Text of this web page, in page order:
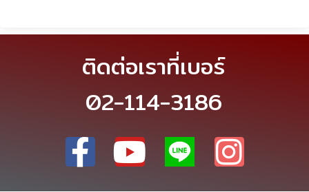
ติดต่อเราที่เบอร์
02-114-3186